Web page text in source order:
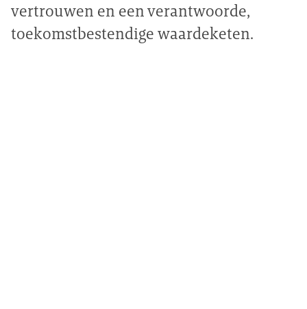
vertrouwen en een verantwoorde,
toekomstbestendige waardeketen.